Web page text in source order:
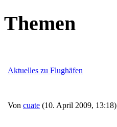
Themen
Aktuelles zu Flughäfen
Von cuate (10. April 2009, 13:18)